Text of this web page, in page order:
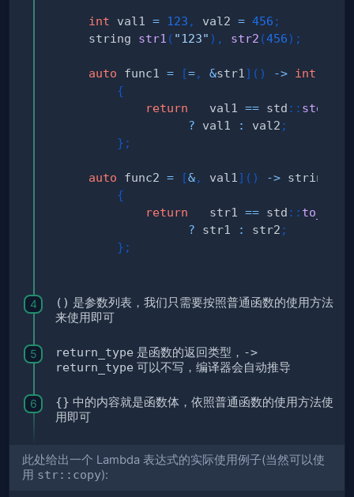
int val1 = 123 , val2 = 456 ;
string str1 ( "123" ) , str2 (456) ;
auto func1 = [=, &str1 ] ( ) -> int
{
return
   val1
== std :: stoi
? val1 : val2 ;
} ;
auto func2 = [&, val1 ] ( ) ->
{
return
   str1
== std ::
? str1 : str2 ;
} ;
() 是参数列表，我们只需要按照普通函数的使用方法
来使用即可
return_type 是函数的返回类型， ->
return_type 可以不写，编译器会自动推导
{} 中的内容就是函数体，依照普通函数的使用方法使
用即可
此处给出一个 Lambda 表达式的实际使用例子(当然可以使
用 str::copy):